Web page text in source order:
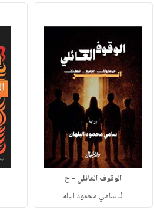
الوقوف العائلي - ح
لـسامي محمود البله